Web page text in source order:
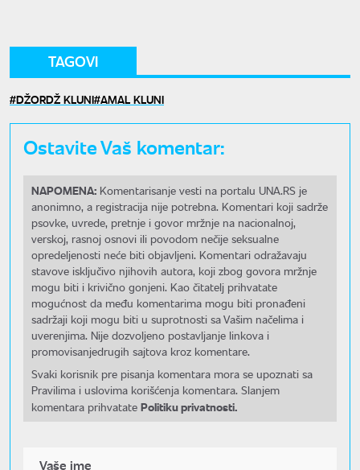
TAGOVI
DŽORDŽ KLUNI AMAL KLUNI
Ostavite Vaš komentar:
NAPOMENA: Komentarisanje vesti na portalu UNA.RS je
anonimno, a registracija nije potrebna. Komentari koji sadrže
psovke, uvrede, pretnje i govor mržnje na nacionalnoj,
verskoj, rasnoj osnovi ili povodom nečije seksualne
opredeljenosti neće biti objavljeni. Komentari odražavaju
stavove isključivo njihovih autora, koji zbog govora mržnje
mogu biti i krivično gonjeni. Kao čitatelj prihvatate
mogućnost da među komentarima mogu biti pronađeni
sadržaji koji mogu biti u suprotnosti sa Vašim načelima i
uverenjima. Nije dozvoljeno postavljanje linkova i
promovisanjedrugih sajtova kroz komentare.
Svaki korisnik pre pisanja komentara mora se upoznati sa
Pravilima i uslovima korišćenja komentara. Slanjem
komentara prihvatate Politiku privatnosti.